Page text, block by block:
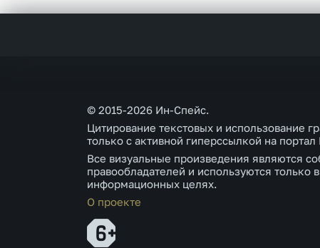
© 2015-2026 Ин-Спейс.
Цитирование текстовых и использование
только с активной гиперссылкой на
Все визуальные произведения являются
правообладателей и используются только
информационных целях.
О проекте